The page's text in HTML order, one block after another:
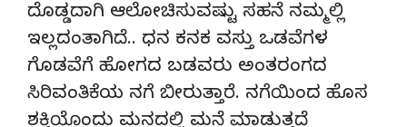
ದೊಡ್ಡದಾಗಿ ಆಲೋಚಿಸುವಷ್ಟು ಸಹನೆ ನಮ್ಮಲ್ಲಿ
ಇಲ್ಲದಂತಾಗಿದೆ.. ಧನ ಕನಕ ವಸ್ತು ಒಡವೆಗಳ
ಗೊಡವೆಗೆ ಹೋಗದ ಬಡವರು ಅಂತರಂಗದ
ಸಿರಿವಂತಿಕೆಯ ನಗೆ ಬೀರುತ್ತಾರೆ. ನಗೆಯಿಂದ ಹೊಸ